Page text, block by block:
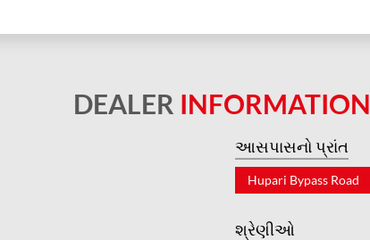
DEALER INFORMATION
આસપાસનો પ્રાંત
Hupari Bypass Road
શ્રેણીઓ